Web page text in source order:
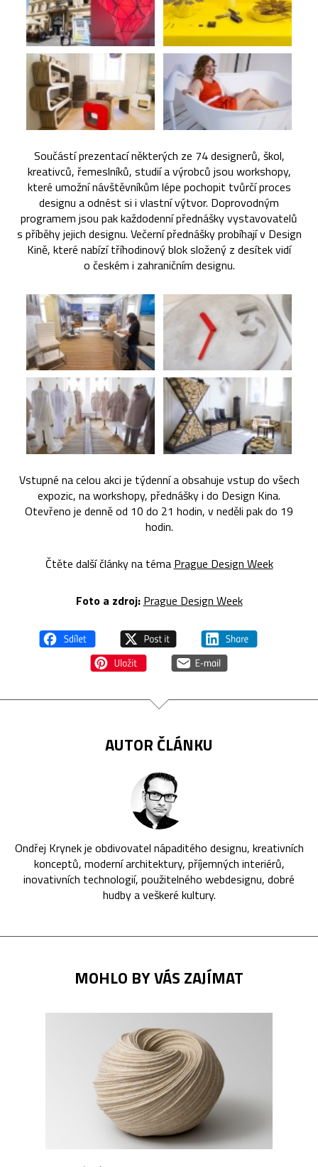
Součástí prezentací některých ze 74 designerů, škol,
kreativců, řemeslníků, studií a výrobců jsou workshopy,
které umožní návštěvníkům lépe pochopit tvůrčí proces
designu a odnést si i vlastní výtvor. Doprovodným
programem jsou pak každodenní přednášky vystavovatelů
s příběhy jejich designu. Večerní přednášky probíhají v Design
Kině, které nabízí tříhodinový blok složený z desítek vidí
o českém i zahraničním designu.
Vstupné na celou akci je týdenní a obsahuje vstup do všech
expozic, na workshopy, přednášky i do Design Kina.
Otevřeno je denně od 10 do 21 hodin, v neděli pak do 19
hodin.
Čtěte další články na téma Prague Design Week
Foto a zdroj: Prague Design Week
AUTOR ČLÁNKU
Ondřej Krynek je obdivovatel nápaditého designu, kreativních
konceptů, moderní architektury, příjemných interiérů,
inovativních technologií, použitelného webdesignu, dobré
hudby a veškeré kultury.
MOHLO BY VÁS ZAJÍMAT